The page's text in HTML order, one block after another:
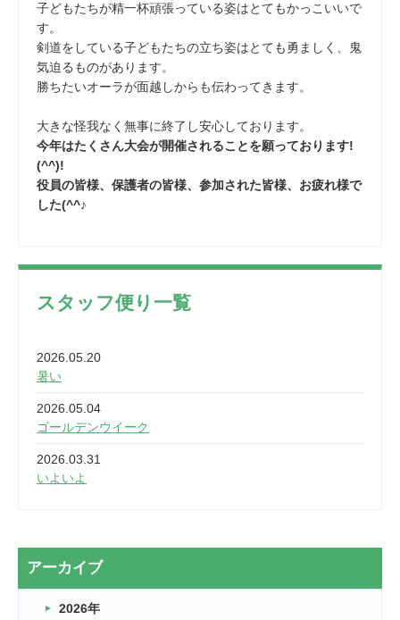
子どもたちが精一杯頑張っている姿はとてもかっこいいで
す。
剣道をしている子どもたちの立ち姿はとても勇ましく、鬼
気迫るものがあります。
勝ちたいオーラが面越しからも伝わってきます。
大きな怪我なく無事に終了し安心しております。
今年はたくさん大会が開催されることを願っております!
(^^)!
役員の皆様、保護者の皆様、参加された皆様、お疲れ様で
した(^^♪
スタッフ便り一覧
2026.05.20
暑い
2026.05.04
ゴールデンウイーク
2026.03.31
いよいよ
2026.03.20
なぎなた
2026.03.16
アーカイブ
2026年